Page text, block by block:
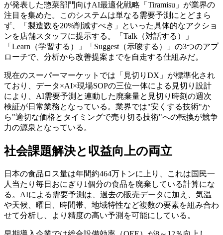
が発表した惣菜部門向けAI最適化戦略「Tiramisu」が業界の
注目を集めた。このシステムは単なる需要予測にとどまら
ず、「製造数を20%削減すべき」といった具体的なアクショ
ンを店舗スタッフに提示する。「Talk（対話する）」
「Learn（学習する）」「Suggest（示唆する）」の3つのアプ
ローチで、分析から改善提案までを自走する仕組みだ。
現在のスーパーマーケットでは「見切りDX」が標準化され
ており、データ×AI×現場SOPの三位一体による見切り設計
により、AI需要予測と連動した廃棄量と見切り時刻の週次
検証が日常業務となっている。業界では"安くする技術"か
ら"適切な価格とタイミングで売り切る技術"への転換が競争
力の源泉となっている。
社会課題解決と収益向上の両立
日本の食品ロス量は年間約464万トンに上り、これは国民一
人当たり毎日おにぎり1個分の食品を廃棄している計算にな
る。AIによる需要予測は、過去の販売データに加え、気温
や天候、曜日、時間帯、地域特性など複数の要素を組み合わ
せて分析し、より精度の高い予測を可能にしている。